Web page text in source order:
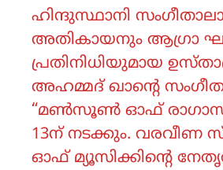
ഹിന്ദുസ്ഥാനി
അതികായനും ആഗ്രാ
പ്രതിനിധിയുമായ
അഹമ്മദ് ഖാൻ്റെ
“മൺസൂൺ ഓഫ് രാഗാസ്
13ന് നടക്കും.
ഓഫ് മ്യൂസിക്കിന്റെ